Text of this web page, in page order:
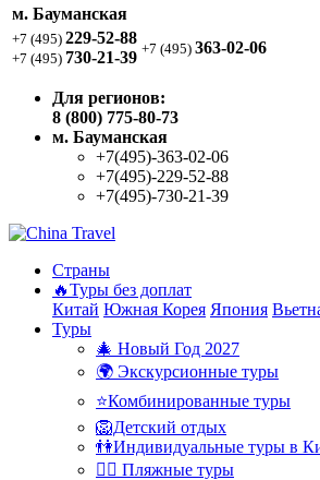
м. Бауманская
+7 (495) 229-52-88
+7 (495) 730-21-39 +7 (495) 363-02-06
Для регионов:
8 (800) 775-80-73
м. Бауманская
+7(495)-363-02-06
+7(495)-229-52-88
+7(495)-730-21-39
Страны
🔥Туры без доплат
Китай Южная Корея Япония
Туры
🎄 Новый Год 2027
🌍 Экскурсионные туры
⭐Комбинированные туры
🦁Детский отдых
👫Индивидуальные туры в
🏊‍♂ Пляжные туры